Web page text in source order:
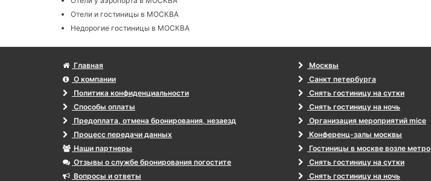
Отели и гостиницы в МОСКВА
Недорогие гостиницы в МОСКВА
Главная
О компании
Политика конфиденциальности
Способы оплаты
Предоплата, отмена бронирования, незаезд
Процесс передачи данных
Наши партнеры
Отзывы о службе бронирования погостите
Вопросы и ответы
Москвы
Санкт петербурга
Снять гостиницу на сутки
Снять гостиницу на ночь
Организация мероприятий mice
Конференц-залы москвы
Гостиницы в москве возле метро
Снять гостиницу на сутки
Снять гостиницу на ночь